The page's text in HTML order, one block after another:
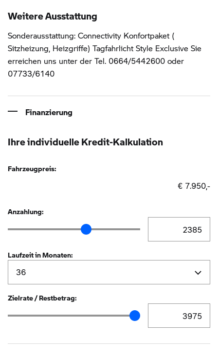
Weitere Ausstattung
Sonderausstattung: Connectivity Konfortpaket (
Sitzheizung, Heizgriffe) Tagfahrlicht Style Exclusive Sie
erreichen uns unter der Tel. 0664/5442600 oder
07733/6140
Finanzierung
Ihre individuelle Kredit-Kalkulation
Fahrzeugpreis:
€ 7.950,-
Anzahlung:
Anzahlung Schieberegler
Laufzeit in Monaten:
Zielrate / Restbetrag:
Zielrate / Restbetrag Schieberegler